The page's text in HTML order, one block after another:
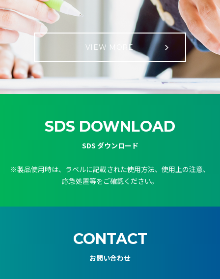
VIEW MORE
SDS DOWNLOAD
SDS ダウンロード
※製品使用時は、ラベルに記載された使用方法、使用上の注意、
応急処置等をご確認ください。
CONTACT
お問い合わせ